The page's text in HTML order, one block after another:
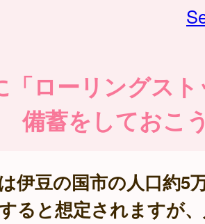
ローリングスト
備蓄をしておこ
伊豆の国市の人口約5
ると想定されますが